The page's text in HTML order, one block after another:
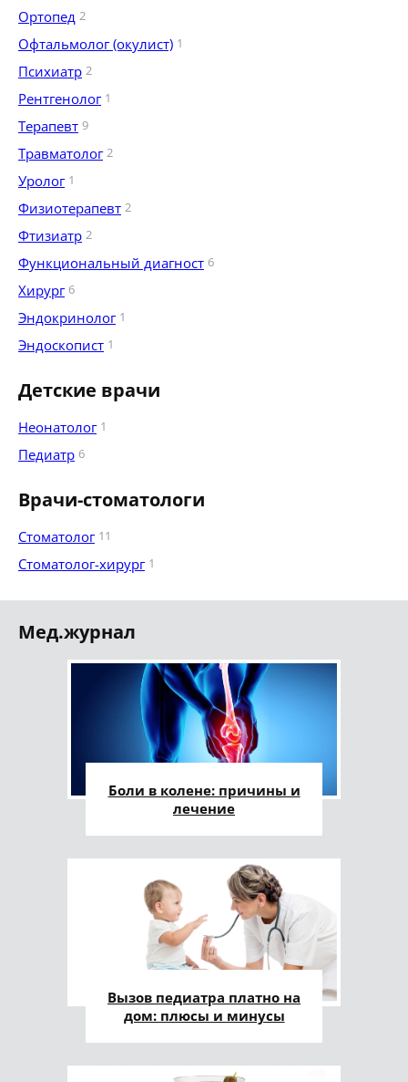
Ортопед 2
Офтальмолог (окулист) 1
Психиатр 2
Рентгенолог 1
Терапевт 9
Травматолог 2
Уролог 1
Физиотерапевт 2
Фтизиатр 2
Функциональный диагност 6
Хирург 6
Эндокринолог 1
Эндоскопист 1
Детские врачи
Неонатолог 1
Педиатр 6
Врачи-стоматологи
Стоматолог 11
Стоматолог-хирург 1
Мед.журнал
Боли в колене: причины и
лечение
Вызов педиатра платно на
дом: плюсы и минусы